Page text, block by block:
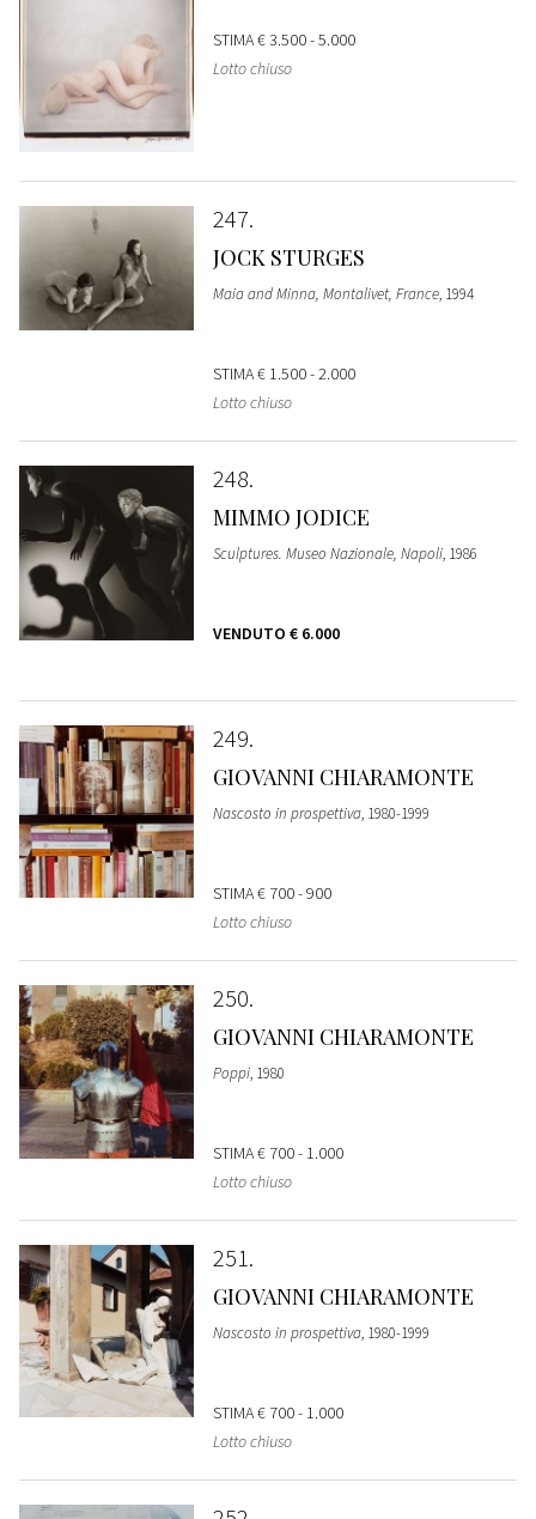
STIMA€ 3.500 - 5.000
Lotto chiuso
247
JOCK STURGES
Maia and Minna, Montalivet, France, 1994
STIMA€ 1.500 - 2.000
Lotto chiuso
248
MIMMO JODICE
Sculptures. Museo Nazionale, Napoli, 1986
VENDUTO € 6.000
249
GIOVANNI CHIARAMONTE
Nascosto in prospettiva, 1980-1999
STIMA€ 700 - 900
Lotto chiuso
250
GIOVANNI CHIARAMONTE
Poppi, 1980
STIMA€ 700 - 1.000
Lotto chiuso
251
GIOVANNI CHIARAMONTE
Nascosto in prospettiva, 1980-1999
STIMA€ 700 - 1.000
Lotto chiuso